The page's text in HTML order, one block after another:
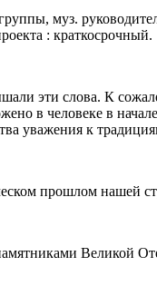
муз.
: краткосрочный.
эти слова. К
в человеке в
уважения к
прошлом нашей
Великой